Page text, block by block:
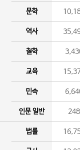
문학
역사
철학
교육
민속
인문 일반 248
법률